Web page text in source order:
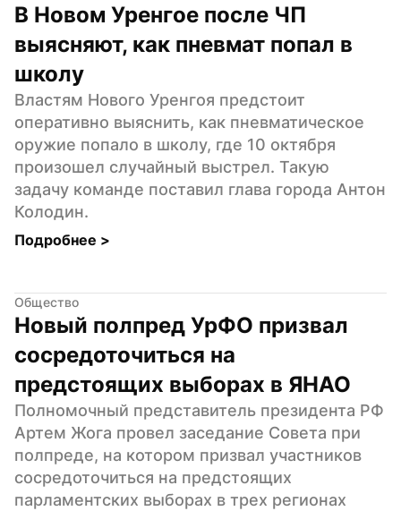
В Новом Уренгое после ЧП
выясняют, как пневмат попал в
школу
Властям Нового Уренгоя предстоит
оперативно выяснить, как пневматическое
оружие попало в школу, где 10 октября
произошел случайный выстрел. Такую
задачу команде поставил глава города Антон
Колодин.
Подробнее >
Общество
Новый полпред УрФО призвал
сосредоточиться на
предстоящих выборах в ЯНАО
Полномочный представитель президента РФ
Артем Жога провел заседание Совета при
полпреде, на котором призвал участников
сосредоточиться на предстоящих
парламентских выборах в трех регионах